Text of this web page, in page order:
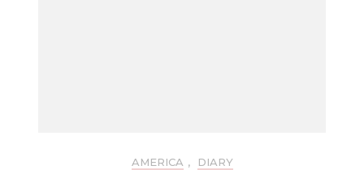
AMERICA , DIARY